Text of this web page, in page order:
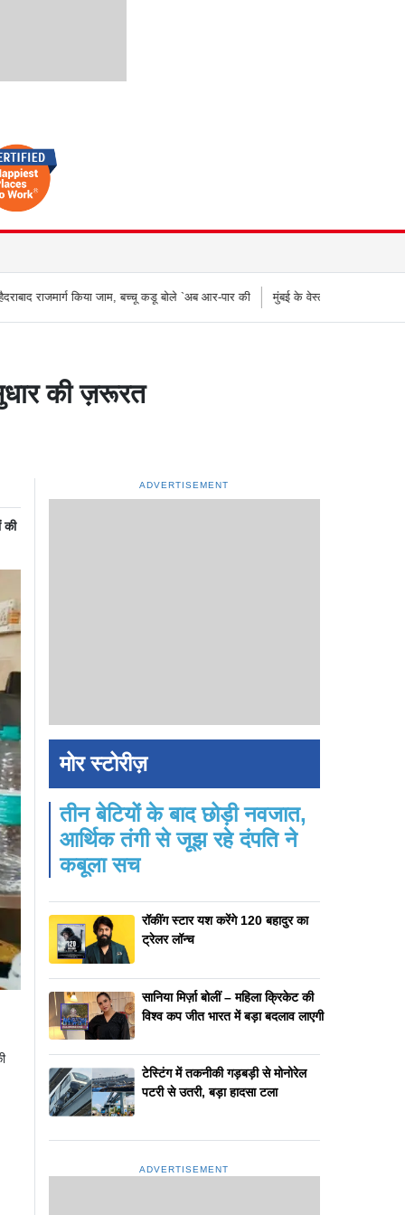
जाम, बच्चू कडू बोले `अब आर-पार की मुंबई के वेस्टर्न एक्सप्रेस हाईवे पर वनराई पुलिस की
की ज़रूरत
की
ADVERTISEMENT
मोर स्टोरीज़
तीन बेटियों के बाद छोड़ी नवजात,
आर्थिक तंगी से जूझ रहे दंपति ने
कबूला सच
रॉकींग स्टार यश करेंगे 120 बहादुर का
ट्रेलर लॉन्च
सानिया मिर्ज़ा बोलीं – महिला क्रिकेट की
विश्व कप जीत भारत में बड़ा बदलाव लाएगी
टेस्टिंग में तकनीकी गड़बड़ी से मोनोरेल
पटरी से उतरी, बड़ा हादसा टला
ADVERTISEMENT